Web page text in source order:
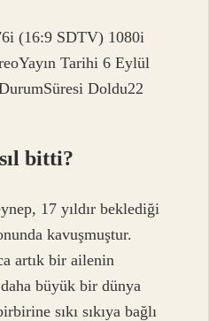
(16:9 SDTV) 1080i
Tarihi 6 Eylül
Doldu22
bitti?
17 yıldır beklediği
kavuşmuştur.
artık bir ailenin
daha büyük bir dünya
sıkı sıkıya bağlı